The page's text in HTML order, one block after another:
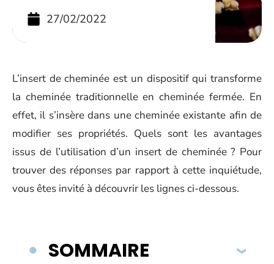
27/02/2022
L’insert de cheminée est un dispositif qui transforme
la cheminée traditionnelle en cheminée fermée. En
effet, il s’insère dans une cheminée existante afin de
modifier ses propriétés. Quels sont les avantages
issus de l’utilisation d’un insert de cheminée ? Pour
trouver des réponses par rapport à cette inquiétude,
vous êtes invité à découvrir les lignes ci-dessous.
SOMMAIRE